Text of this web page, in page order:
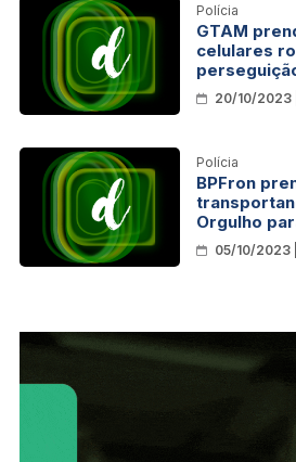
Polícia
GTAM
celulares
20/10/2023
Polícia
BPFron
Orgulho
05/10/2023